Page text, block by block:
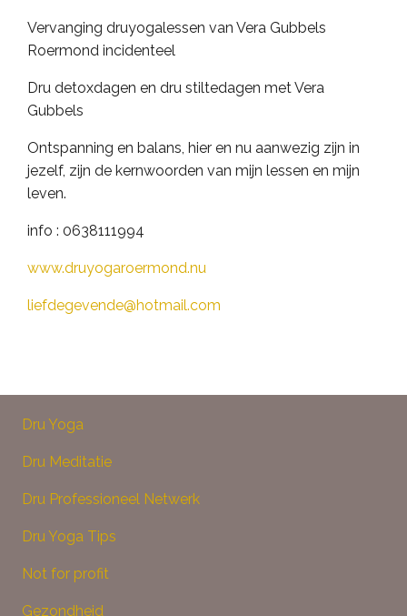
Vervanging druyogalessen van Vera Gubbels
Roermond incidenteel
Dru detoxdagen en dru stiltedagen met Vera
Gubbels
Ontspanning en balans, hier en nu aanwezig zijn in
jezelf, zijn de kernwoorden van mijn lessen en mijn
leven.
info : 0638111994
www.druyogaroermond.nu
liefdegevende@hotmail.com
Dru Yoga
Dru Meditatie
Dru Professioneel Netwerk
Dru Yoga Tips
Not for profit
Gezondheid